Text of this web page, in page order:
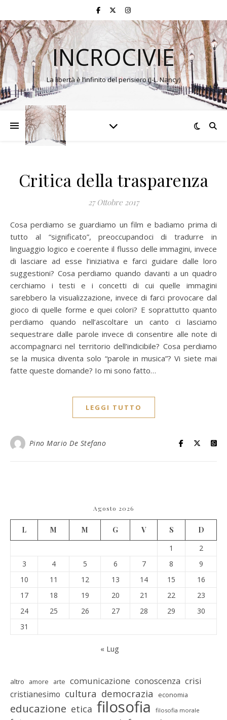
INCROCIVIE
La libertà è l’infinito del pensiero (J-L. Nancy)
Critica della trasparenza
27 Ottobre 2017
Cosa perdiamo se guardiamo un film e badiamo prima di
tutto al “significato”, preoccupandoci di tradurre in
linguaggio logico e coerente il flusso delle immagini, invece
di lasciare ad esse l’iniziativa e farci guidare dalle loro
suggestioni? Cosa perdiamo quando davanti a un quadro
cerchiamo i testi e i concetti di cui quelle immagini
sarebbero la visualizzazione, invece di farci provocare dal
gioco di quelle forme e quei colori? E soprattutto quanto
perdiamo quando nell’ascoltare un canto ci lasciamo
sequestrare dalle parole invece di consentire alle note di
accompagnarci nel territorio dell’indicibile? Cosa perdiamo
se la musica diventa solo “parole in musica”? Vi siete mai
fatte queste domande? Io mi sono fatto…
LEGGI TUTTO
Pino Mario De Stefano
Agosto 2026
L M M G V S
D
1
2
3
4 5 6 7 8
9
10
11 12 13 14 15
16
17
18 19 20 21 22
23
24
25 26 27 28 29
30
31
« Lug
altro amore arte comunicazione conoscenza crisi
cristianesimo cultura democrazia economia
educazione etica filosofia filosofia morale